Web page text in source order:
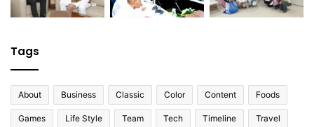
Tags
About Business Classic Color Content Foods
Games Life Style Team Tech Timeline Travel